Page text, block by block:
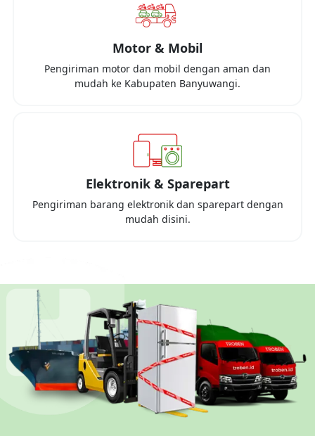
Motor & Mobil
Pengiriman motor dan mobil dengan aman dan
mudah ke Kabupaten Banyuwangi.
Elektronik & Sparepart
Pengiriman barang elektronik dan sparepart dengan
mudah disini.